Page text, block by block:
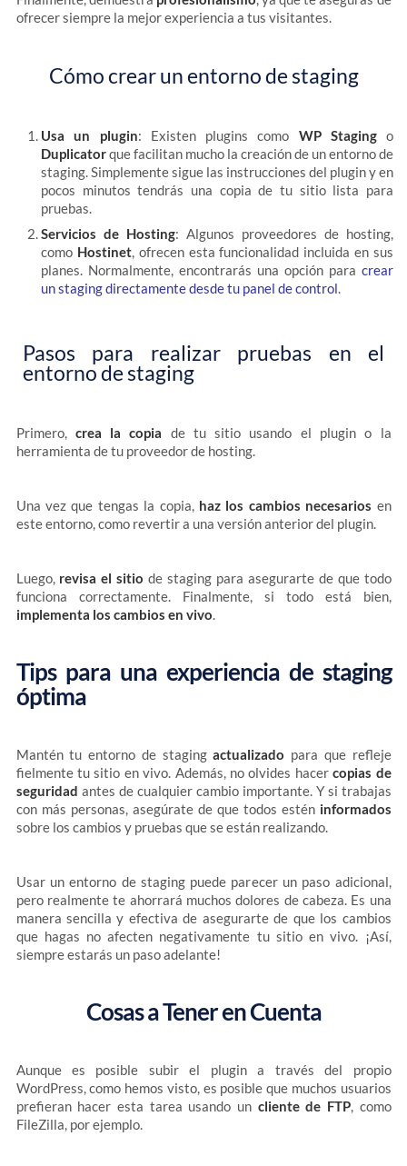
ofrecer siempre la mejor experiencia a tus visitantes.
Cómo crear un entorno de staging
Usa un plugin: Existen plugins como WP Stagingo
Duplicatorque facilitan mucho la creación de un entorno de
staging. Simplemente sigue las instrucciones del plugin y en
pocos minutos tendrás una copia de tu sitio lista para
pruebas.
Servicios de Hosting: Algunos proveedores de hosting,
como Hostinet, ofrecen esta funcionalidad incluida en sus
planes. Normalmente, encontrarás una opción para crear
un staging directamente desde tu panel de control
Pasos para realizar pruebas en el
entorno de staging
Primero, crea la copia de tu sitio usando el plugin o la
herramienta de tu proveedor de hosting.
Una vez que tengas la copia, haz los cambios necesarios en
este entorno, como revertir a una versión anterior del plugin.
Luego, revisa el sitio de staging para asegurarte de que todo
funciona correctamente. Finalmente, si todo está bien,
implementa los cambios en vivo.
Tips para una experiencia de staging
óptima
Mantén tu entorno de stagingactualizado para que refleje
fielmente tu sitio en vivo. Además, no olvides hacercopias de
seguridad antes de cualquier cambio importante. Y si trabajas
con más personas, asegúrate de que todos estén informados
sobre los cambios y pruebas que se están realizando.
Usar un entorno de staging puede parecer un paso adicional,
pero realmente te ahorrará muchos dolores de cabeza. Es una
manera sencilla y efectiva de asegurarte de que los cambios
que hagas no afecten negativamente tu sitio en vivo. ¡Así,
siempre estarás un paso adelante!
Cosas a Tener en Cuenta
Aunque es posible subir el plugin a través del propio
WordPress, como hemos visto, es posible que muchos usuarios
prefieran hacer esta tarea usando un cliente de FTP, como
FileZilla, por ejemplo.